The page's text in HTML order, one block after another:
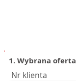
1. Wybrana oferta
Nr klienta